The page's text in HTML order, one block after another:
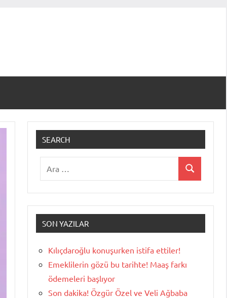
SEARCH
Ara
SON YAZILAR
Kılıçdaroğlu konuşurken istifa ettiler!
Emeklilerin gözü bu tarihte! Maaş farkı
ödemeleri başlıyor
Son dakika! Özgür Özel ve Veli Ağbaba